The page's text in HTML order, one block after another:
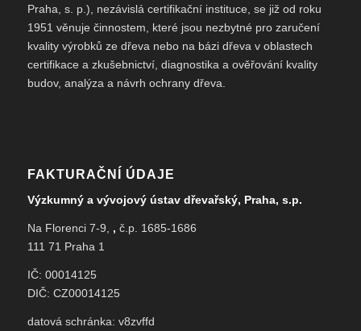
Praha, s. p.), nezávislá certifikační instituce, se již od roku
1951 věnuje činnostem, které jsou nezbytné pro zaručení
kvality výrobků ze dřeva nebo na bázi dřeva v oblastech
certifikace a zkušebnictví, diagnostika a ověřování kvality
budov, analýza a návrh ochrany dřeva.
FAKTURAČNÍ ÚDAJE
Výzkumný a vývojový ústav dřevařský, Praha, s.p.
Na Florenci 7-9, , č.p. 1685-1686
111 71 Praha 1
IČ: 00014125
DIČ: CZ00014125
datová schránka: v8zvffd